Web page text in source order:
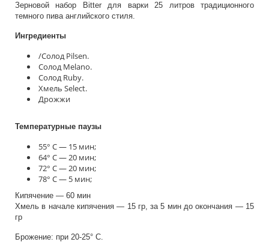
Зерновой набор Bitter для варки 25 литров традиционного
темного пива английского стиля.
Ингредиенты
/Солод Pilsen.
Солод Melano.
Солод Ruby.
Хмель Select.
Дрожжи
Температурные паузы
55° С — 15 мин;
64° С — 20 мин;
72° С — 20 мин;
78° С — 5 мин;
Кипячение — 60 мин
Хмель в начале кипячения — 15 гр, за 5 мин до окончания — 15
гр
Брожение: при 20-25° С.